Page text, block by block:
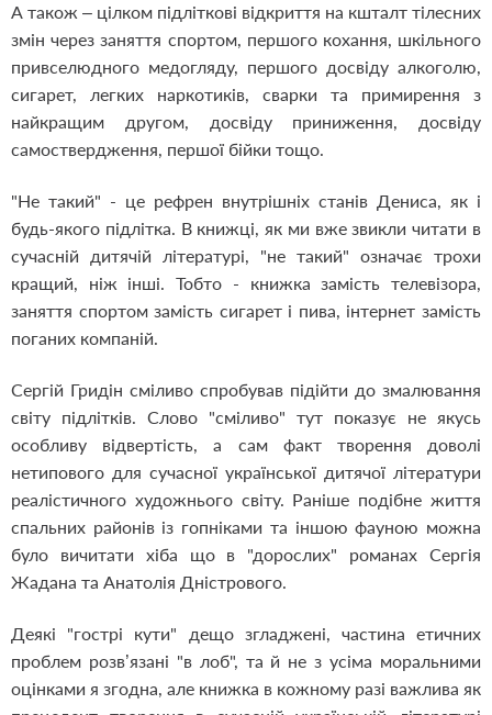
А також – цілком підліткові відкриття на кшталт тілесних
змін через заняття спортом, першого кохання, шкільного
привселюдного медогляду, першого досвіду алкоголю,
сигарет, легких наркотиків, сварки та примирення з
найкращим другом, досвіду приниження, досвіду
самоствердження, першої бійки тощо.
"Не такий" - це рефрен внутрішніх станів Дениса, як і
будь-якого підлітка. В книжці, як ми вже звикли читати в
сучасній дитячій літературі, "не такий" означає трохи
кращий, ніж інші. Тобто - книжка замість телевізора,
заняття спортом замість сигарет і пива, інтернет замість
поганих компаній.
Сергій Гридін сміливо спробував підійти до змалювання
світу підлітків. Слово "сміливо" тут показує не якусь
особливу відвертість, а сам факт творення доволі
нетипового для сучасної української дитячої літератури
реалістичного художнього світу. Раніше подібне життя
спальних районів із гопніками та іншою фауною можна
було вичитати хіба що в "дорослих" романах Сергія
Жадана та Анатолія Дністрового.
Деякі "гострі кути" дещо згладжені, частина етичних
проблем розв’язані "в лоб", та й не з усіма моральними
оцінками я згодна, але книжка в кожному разі важлива як